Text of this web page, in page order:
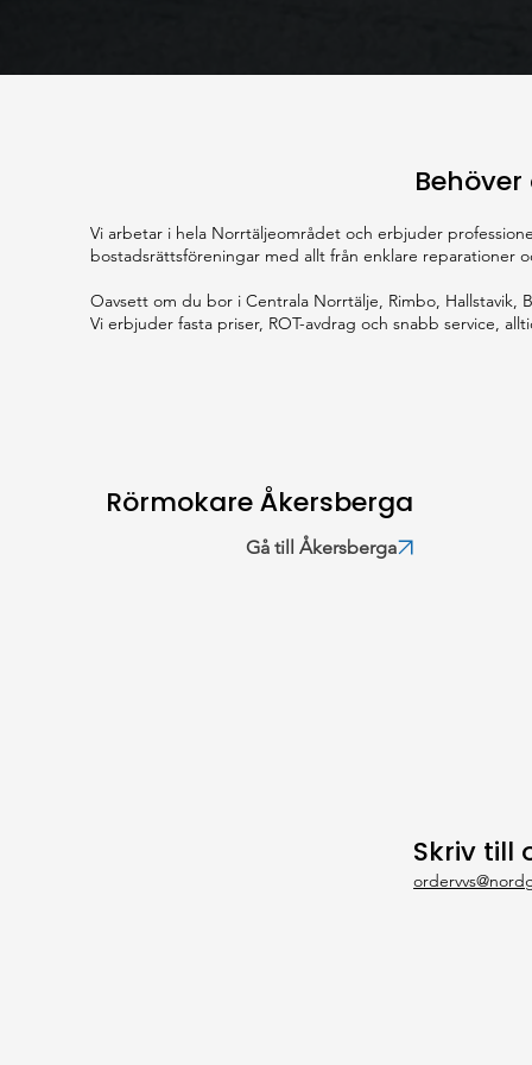
Vi arbetar i hela Norrtäljeområdet och erbjuder
bostadsrättsföreningar med allt från enklare reparationer
Oavsett om du bor i Centrala Norrtälje, Rimbo, Hallstavik,
Vi erbjuder fasta priser, ROT-avdrag och snabb service,
Gå till Åkersberga
Rörmokare Åkersberga
Skriv till